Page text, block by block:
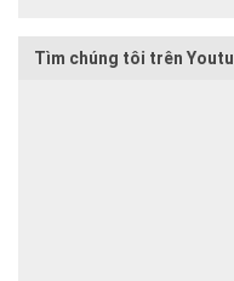
Tìm chúng tôi trên